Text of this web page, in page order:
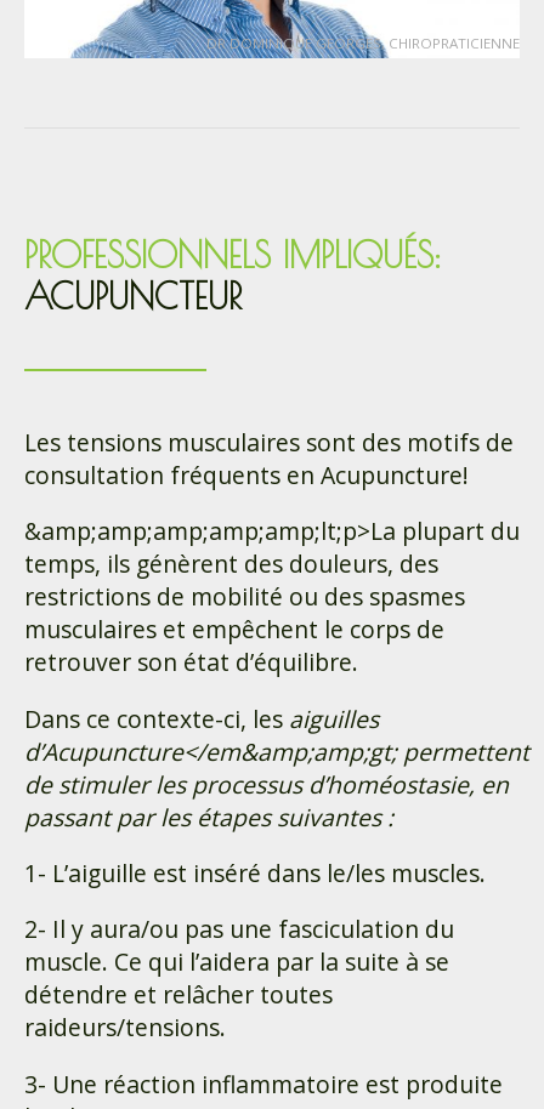
DR DOMINIQUE GEORGES, CHIROPRATICIENNE
PROFESSIONNELS IMPLIQUÉS:
ACUPUNCTEUR
Les tensions musculaires sont des motifs de
consultation fréquents en Acupuncture!
&amp;amp;amp;amp;amp;lt;p>La plupart du
temps, ils génèrent des douleurs, des
restrictions de mobilité ou des spasmes
musculaires et empêchent le corps de
retrouver son état d’équilibre.
Dans ce contexte-ci, les aiguilles
d’Acupuncture</em&amp;amp;gt; permettent
de stimuler les processus d’homéostasie, en
passant par les étapes suivantes :
1- L’aiguille est inséré dans le/les muscles.
2- Il y aura/ou pas une fasciculation du
muscle. Ce qui l’aidera par la suite à se
détendre et relâcher toutes
raideurs/tensions.
3- Une réaction inflammatoire est produite